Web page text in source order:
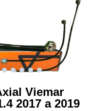
Viemar
2017 a 2019